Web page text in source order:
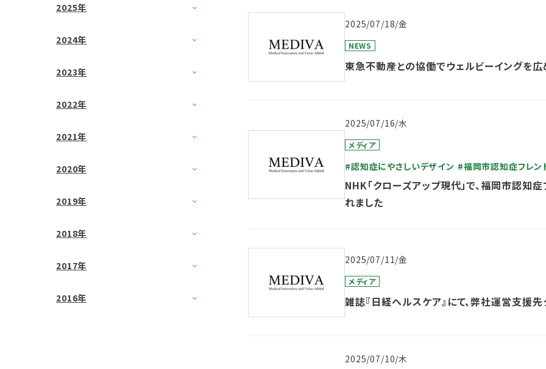
2025年
2024年
2023年
2022年
2021年
2020年
2019年
2018年
2017年
2016年
2025/07/18/金
NEWS
東急不動産との協働でウェルビーイングを広
2025/07/16/水
メディア
#認知症にやさしいデザイン #福岡市認知症フレン
NHK「クローズアップ現代」で、福岡市認知
れました
2025/07/11/金
メディア
雑誌『日経ヘルスケア』にて、弊社運営支援
2025/07/10/木